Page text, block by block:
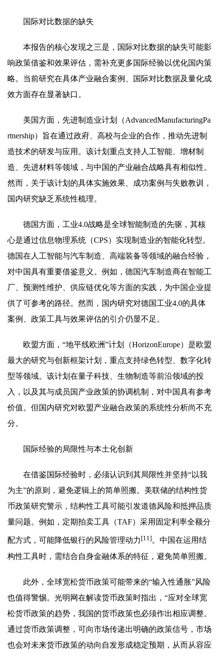
国际对比数据的缺失
本报告的核心发现之三是，国际对比数据的缺失可能影
响政策借鉴和效果评估，需补充更多国际经验以优化国内策
略。当前研究在具体产业融合案例、国际对比数据及量化成
效方面存在显著缺口。
美国方面，先进制造业计划（AdvancedManufacturingPa
rtnership）旨在通过政府、高校与企业的合作，推动先进制
造技术的研发与应用。该计划重点支持人工智能、增材制
造、先进材料等领域，与中国的产业融合战略具有相似性。
然而，关于该计划的具体实施效果、成功案例与失败教训，
国内研究缺乏系统性梳理。
德国方面，工业4.0战略是全球智能制造的先驱，其核
心是通过信息物理系统（CPS）实现制造业的智能化转型。
德国在人工智能与汽车制造、高端装备等领域的融合经验，
对中国具有重要借鉴意义。例如，德国汽车制造商在智能工
厂、预测性维护、供应链优化等方面的实践，为中国企业提
供了可参考的路径。然而，国内研究对德国工业4.0的具体
案例、政策工具与效果评估的引介仍显不足。
欧盟方面，“地平线欧洲”计划（HorizonEurope）是欧盟
最大的研究与创新框架计划，重点支持绿色转型、数字化转
型等领域。该计划在量子科技、生物制造等前沿领域的投
入，以及其与成员国产业政策的协调机制，对中国具有参考
价值。但国内研究对欧盟产业融合政策的系统性分析尚不充
分。
国际经验的局限性与本土化创新
在借鉴国际经验时，必须认识到其局限性并坚持“以我
为主”的原则，避免逻辑上的简单照搬。美联储的结构性货
币政策研究警示，结构性工具可能引发道德风险和抵押品质
量问题。例如，定期拍卖工具（TAF）采用固定利率全额分
配方式，可能降低银行的风险管理动力 [11]。中国在运用结
构性工具时，需结合自身金融体系的特征，避免简单照搬。
此外，全球宽松货币政策可能带来的“输入性通胀”风险
也值得警惕。光明网在解读货币政策时指出，“应对全球宽
松货币政策的趋势，我国的货币政策也必须作出相应调整。
通过货币政策调整，可向市场传递出明确的政策信号，市场
也会对未来货币政策的动向自发形成稳定预期，从而从容应